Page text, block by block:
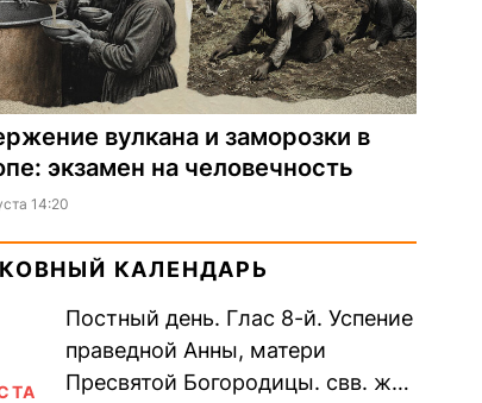
вулкана и заморозки в
экзамен на человечность
14:20
КАЛЕНДАРЬ
Постный день. Глас 8-й. Успение
праведной Анны, матери
Пресвятой Богородицы. свв. жен